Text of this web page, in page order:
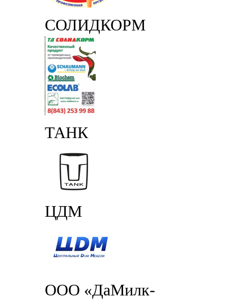
СОЛИДКОРМ
ТАНК
ЦДМ
ООО «ДаМилк-